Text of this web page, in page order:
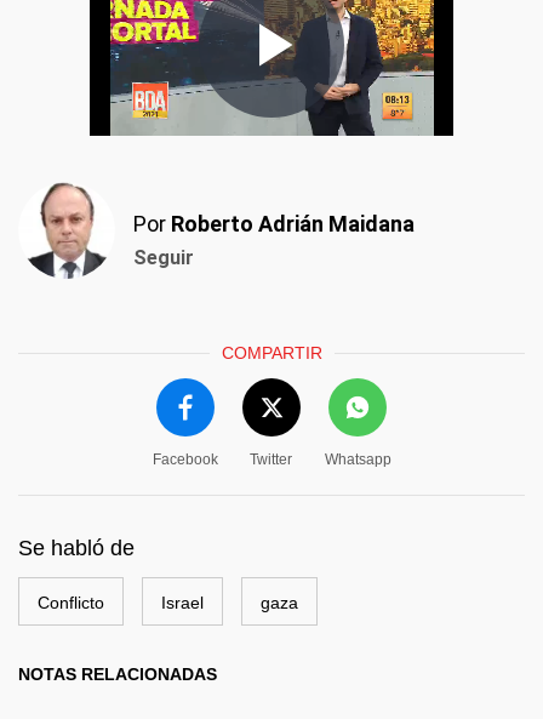
Por Roberto Adrián Maidana
Seguir
COMPARTIR
Facebook Twitter Whatsapp
Se habló de
Conflicto Israel gaza
NOTAS RELACIONADAS